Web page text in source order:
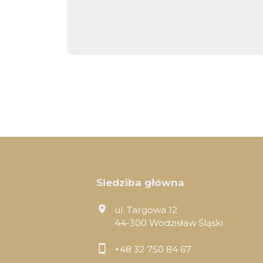
Siedziba główna
ul. Targowa 12
44-300 Wodzisław Śląski
+48 32 750 84 67